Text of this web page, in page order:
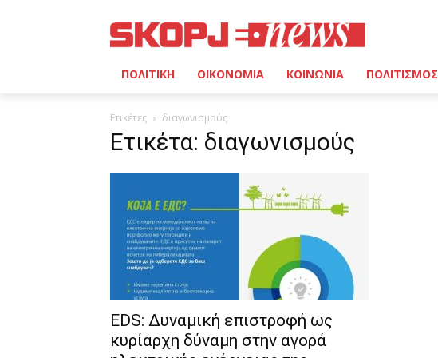
ΠΟΛΙΤΙΚΗ ΟΙΚΟΝΟΜΙΑ ΚΟΙΝΩΝΙΑ ΠΟΛΙΤΙΣΜΟΣ
Ετικέτες διαγωνισμούς
Ετικέτα: διαγωνισμούς
EDS: Δυναμική επιστροφή ως
κυρίαρχη δύναμη στην αγορά